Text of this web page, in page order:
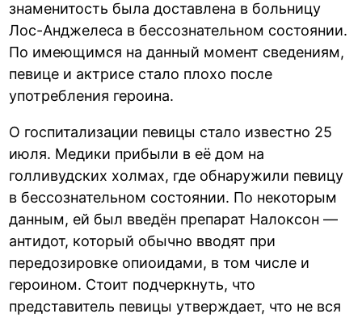
знаменитость была доставлена в больницу
Лос-Анджелеса в бессознательном состоянии.
По имеющимся на данный момент сведениям,
певице и актрисе стало плохо после
употребления героина.
О госпитализации певицы стало известно 25
июля. Медики прибыли в её дом на
голливудских холмах, где обнаружили певицу
в бессознательном состоянии. По некоторым
данным, ей был введён препарат Налоксон —
антидот, который обычно вводят при
передозировке опиоидами, в том числе и
героином. Стоит подчеркнуть, что
представитель певицы утверждает, что не вся